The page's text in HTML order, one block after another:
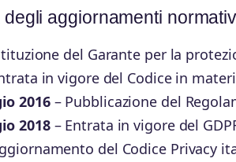
aggiornamenti
del Garante per la
in vigore del Codice in
2016– Pubblicazione del
2018– Entrata in vigore del
del Codice Privacy